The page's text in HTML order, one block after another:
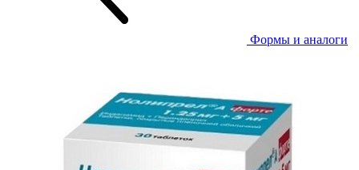
Формы и аналоги